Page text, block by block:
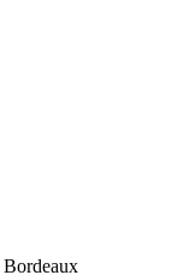
Bordeaux